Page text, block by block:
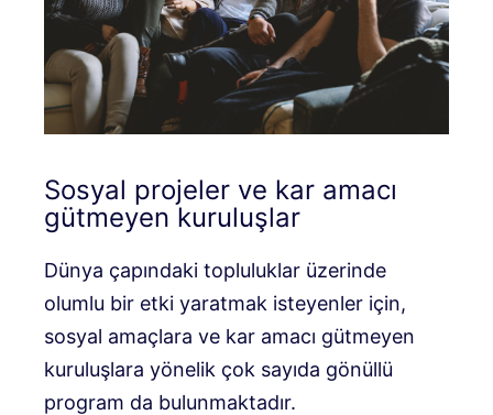
Sosyal projeler ve kar amacı
gütmeyen kuruluşlar
Dünya çapındaki topluluklar üzerinde
olumlu bir etki yaratmak isteyenler için,
sosyal amaçlara ve kar amacı gütmeyen
kuruluşlara yönelik çok sayıda gönüllü
program da bulunmaktadır.